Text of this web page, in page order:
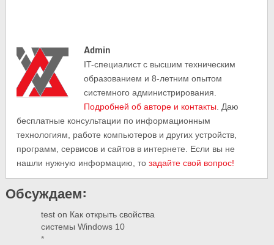
Admin
IT-cпециалист с высшим техническим
образованием и 8-летним опытом
системного администрирования.
Подробней об авторе и контакты . Даю
бесплатные консультации по информационным
технологиям, работе компьютеров и других устройств,
программ, сервисов и сайтов в интернете. Если вы не
нашли нужную информацию, тозадайте свой вопрос!
Обсуждаем:
test on Как открыть свойства
системы Windows 10
*